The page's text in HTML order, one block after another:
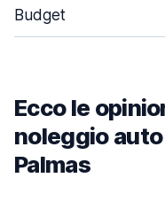
Budget
Ecco le
noleggio auto
Palmas